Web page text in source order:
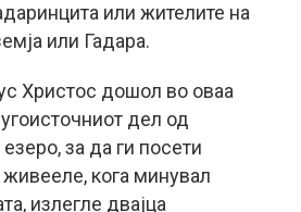
или жителите на
или Гадара.
Христос дошол во оваа
дел од
за да ги посети
живееле, кога минувал
излегле двајца